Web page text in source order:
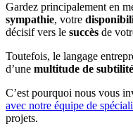
Gardez principalement en
sympathie, votre
décisif vers le succès de
Toutefois, le langage
d’une multitude de
C’est pourquoi nous vous
avec notre équipe de
projets.